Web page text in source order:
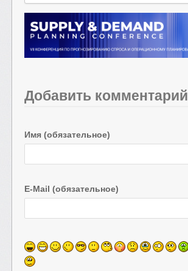
Добавить комментарий
Имя (обязательное)
E-Mail (обязательное)